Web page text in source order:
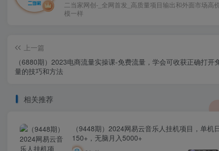
二当家网创-_全网首发_高质量项目输出和外面市场高
模一样
上一篇
（6880期）2023电商流量实操课-免费流量，学会可收获正确打开
量的技巧和方法
相关推荐
（9448期）2024网易云音乐人挂机项目，单机
150+，无脑月入5000+